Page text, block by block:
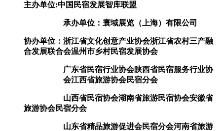
主办单位:中国民宿发展智库联盟
承办单位：寰域展览（上海）有限公司
协办单位： 浙江省文化创意产业协会浙江省农村三产融
合发展联合会温州市乡村民宿发展协会
广东省民宿行业协会陕西省民宿服务行业协
会江西省旅游协会民宿分会
山西省民宿协会湖南省旅游民宿协会安徽省
旅游协会民宿分会
山东省精品旅游促进会民宿分会河南省旅游